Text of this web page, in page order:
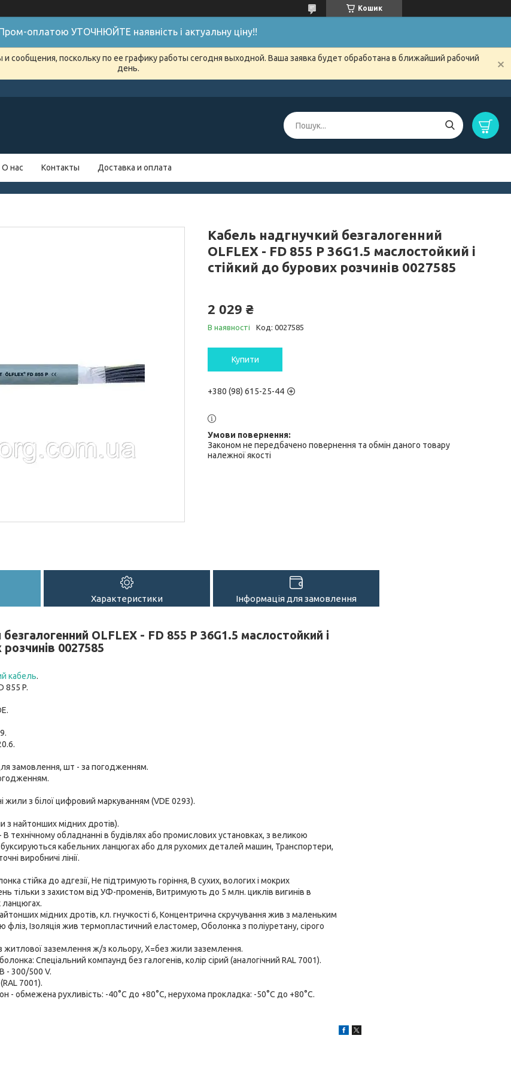
Кошик
оплатою УТОЧНЮЙТЕ наявність і актуальну ціну!!
сообщения, поскольку по ее графику работы сегодня выходной. Ваша заявка будет обработана в ближайший рабочий
день.
О нас Контакты Доставка и оплата
Кабель надгнучкий безгалогенний
OLFLEX - FD 855 P 36G1.5 маслостойкий і
стійкий до бурових розчинів 0027585
2 029 ₴
В наявності Код: 0027585
Купити
+380 (98) 615-25-44
Законом не передбачено повернення та обмін даного товару
належної якості
Характеристики Інформація для замовлення
OLFLEX - FD 855 P 36G1.5 маслостойкий і
0027585
кабель.
855 P.
замовлення, шт - за погодженням.
жили з білої цифровий маркуванням (VDE 0293).
з найтонших мідних дротів).
В технічному обладнанні в будівлях або промислових установках, з великою
кабельних ланцюгах або для рухомих деталей машин, Транспортери,
виробничі лінії.
стійка до адгезії, Не підтримують горіння, В сухих, вологих і мокрих
тільки з захистом від УФ-променів, Витримують до 5 млн. циклів вигинів в
мідних дротів, кл. гнучкості 6, Концентрична скручування жив з маленьким
фліз, Ізоляція жив термопластичний еластомер, Оболонка з поліуретану, сірого
житлової заземлення ж/з кольору, Х=без жили заземлення.
Спеціальний компаунд без галогенів, колір сірий (аналогічний RAL 7001).
- 300/500 V.
7001).
- обмежена рухливість: -40°C до +80°C, нерухома прокладка: -50°C до +80°C.